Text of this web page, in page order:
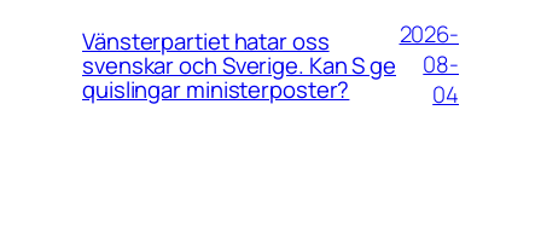
Vänsterpartiet hatar oss
svenskar och Sverige. Kan S ge
quislingar ministerposter?
2026-
08-
04